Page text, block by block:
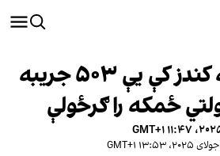
طالبان وايي په کندز کې یې ۵۰۳ جریبه
ځمکه را ګرځولې